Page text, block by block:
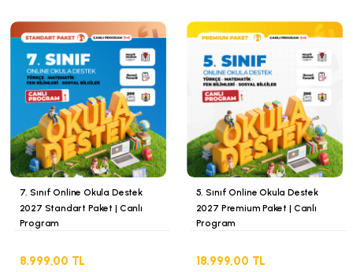
7. Sınıf Online Okula Destek
2027 Standart Paket | Canlı
Program
8.999,00 TL
5. Sınıf Online Okula Destek
2027 Premium Paket | Canlı
Program
18.999,00 TL